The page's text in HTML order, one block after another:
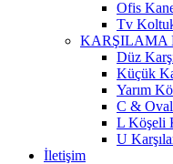
Ofis
Tv
KARŞILAMA
Düz
Küçük
Yarım
C & Oval
L Köşeli
U
İletişim